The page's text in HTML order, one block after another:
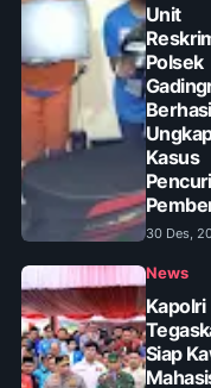
Unit
Polsek
Kasus
30 Des,
News
Kapolri
Siap